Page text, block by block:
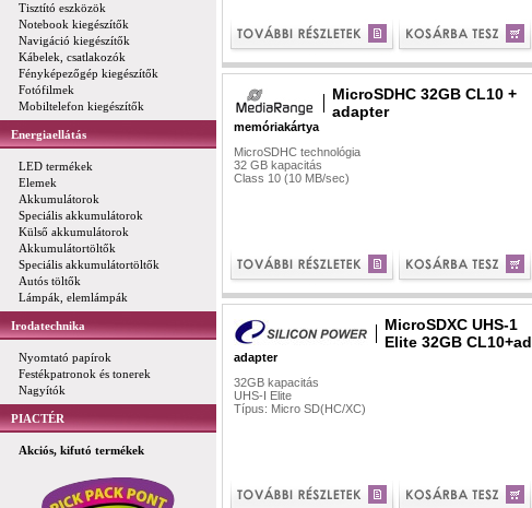
Tisztító eszközök
Notebook kiegészítők
Navigáció kiegészítők
Kábelek, csatlakozók
Fényképezőgép kiegészítők
Fotófilmek
Mobiltelefon kiegészítők
Energiaellátás
LED termékek
Elemek
Akkumulátorok
Speciális akkumulátorok
Külső akkumulátorok
Akkumulátortöltők
Speciális akkumulátortöltők
Autós töltők
Lámpák, elemlámpák
Irodatechnika
Nyomtató papírok
Festékpatronok és tonerek
Nagyítók
PIACTÉR
Akciós, kifutó termékek
MicroSDHC 32GB CL10 +
adapter
memóriakártya
MicroSDHC technológia
32 GB kapacitás
Class 10 (10 MB/sec)
MicroSDXC UHS-1
Elite 32GB CL10+ad
adapter
32GB kapacitás
UHS-I Elite
Típus: Micro SD(HC/XC)